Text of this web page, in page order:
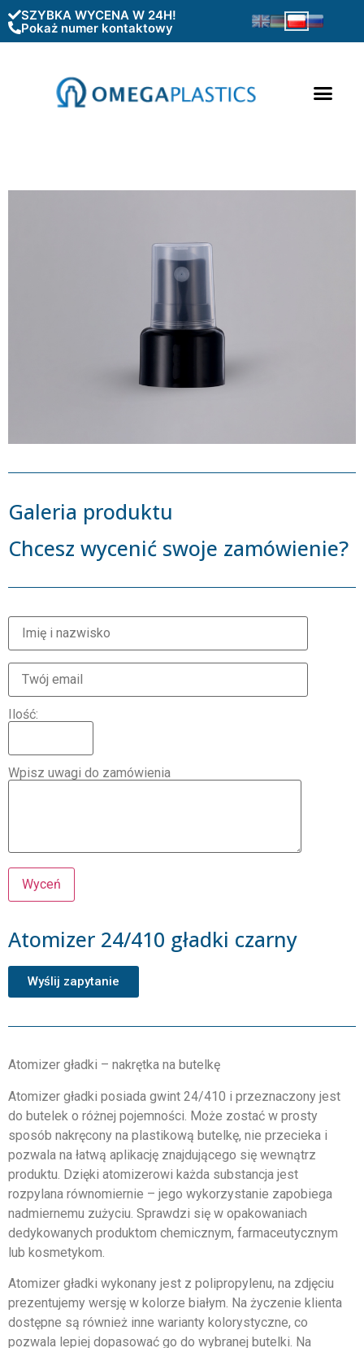
SZYBKA WYCENA W 24H!
Pokaż numer kontaktowy
Galeria produktu
Chcesz wycenić swoje zamówienie?
Ilość:
Wpisz uwagi do zamówienia
Atomizer 24/410 gładki czarny
Wyślij zapytanie
Atomizer gładki – nakrętka na butelkę
Atomizer gładki posiada gwint 24/410 i przeznaczony jest
do butelek o różnej pojemności. Może zostać w prosty
sposób nakręcony na plastikową butelkę, nie przecieka i
pozwala na łatwą aplikację znajdującego się wewnątrz
produktu. Dzięki atomizerowi każda substancja jest
rozpylana równomiernie – jego wykorzystanie zapobiega
nadmiernemu zużyciu. Sprawdzi się w opakowaniach
dedykowanych produktom chemicznym, farmaceutycznym
lub kosmetykom.
Atomizer gładki wykonany jest z polipropylenu, na zdjęciu
prezentujemy wersję w kolorze białym. Na życzenie klienta
dostępne są również inne warianty kolorystyczne, co
pozwala lepiej dopasować go do wybranej butelki. Na